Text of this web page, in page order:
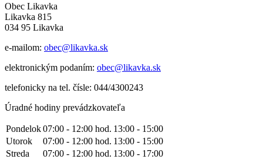
Obec Likavka
Likavka 815
034 95 Likavka
e-mailom: obec@likavka.sk
elektronickým podaním: obec@likavka.sk
telefonicky na tel. čísle: 044/4300243
Úradné hodiny prevádzkovateľa
Pondelok07:00 - 12:00 hod. 13:00 - 15:00
Utorok
07:00 - 12:00 hod. 13:00 - 15:00
Streda
07:00 - 12:00 hod. 13:00 - 17:00